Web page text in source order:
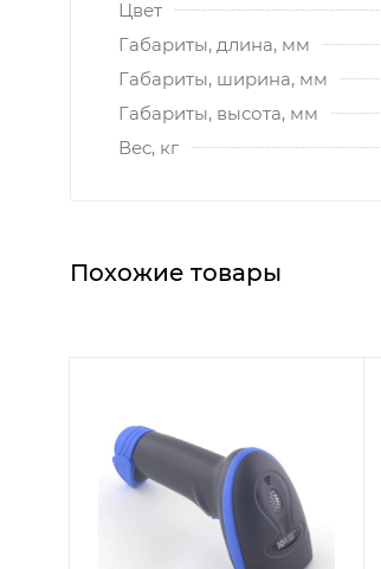
Цвет
Габариты, длина, мм
Габариты, ширина, мм
Габариты, высота, мм
Вес, кг
Похожие товары